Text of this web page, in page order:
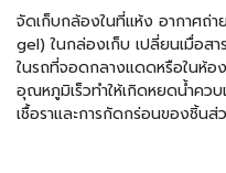
จัดเก็บกล้องในที่แห้ง อากาศถ่า
gel) ในกล่องเก็บ เปลี่ยนเมื่อส
ในรถที่จอดกลางแดดหรือในห้อ
อุณหภูมิเร็วทำให้เกิดหยดน้ำคว
เชื้อราและการกัดกร่อนของชิ้นส่